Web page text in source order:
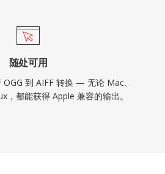
随处可用
到 AIFF 转换 — 无论 Mac、
，都能获得 Apple 兼容的输出。